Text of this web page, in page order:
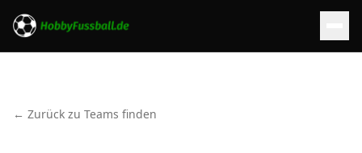
← Zurück zu Teams finden